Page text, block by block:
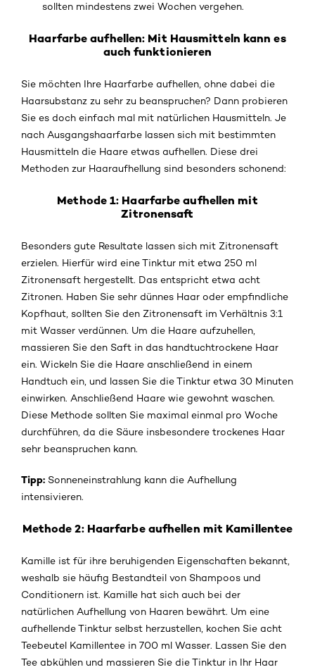
sollten mindestens zwei Wochen vergehen.
Haarfarbe aufhellen: Mit Hausmitteln kann es
auch funktionieren
Sie möchten Ihre Haarfarbe aufhellen, ohne dabei die
Haarsubstanz zu sehr zu beanspruchen? Dann probieren
Sie es doch einfach mal mit natürlichen Hausmitteln. Je
nach Ausgangshaarfarbe lassen sich mit bestimmten
Hausmitteln die Haare etwas aufhellen. Diese drei
Methoden zur Haaraufhellung sind besonders schonend:
Methode 1: Haarfarbe aufhellen mit
Zitronensaft
Besonders gute Resultate lassen sich mit Zitronensaft
erzielen. Hierfür wird eine Tinktur mit etwa 250 ml
Zitronensaft hergestellt. Das entspricht etwa acht
Zitronen. Haben Sie sehr dünnes Haar oder empfindliche
Kopfhaut, sollten Sie den Zitronensaft im Verhältnis 3:1
mit Wasser verdünnen. Um die Haare aufzuhellen,
massieren Sie den Saft in das handtuchtrockene Haar
ein. Wickeln Sie die Haare anschließend in einem
Handtuch ein, und lassen Sie die Tinktur etwa 30 Minuten
einwirken. Anschließend Haare wie gewohnt waschen.
Diese Methode sollten Sie maximal einmal pro Woche
durchführen, da die Säure insbesondere trockenes Haar
sehr beanspruchen kann.
Tipp: Sonneneinstrahlung kann die Aufhellung
intensivieren.
Methode 2: Haarfarbe aufhellen mit Kamillentee
Kamille ist für ihre beruhigenden Eigenschaften bekannt,
weshalb sie häufig Bestandteil von Shampoos und
Conditionern ist. Kamille hat sich auch bei der
natürlichen Aufhellung von Haaren bewährt. Um eine
aufhellende Tinktur selbst herzustellen, kochen Sie acht
Teebeutel Kamillentee in 700 ml Wasser. Lassen Sie den
Tee abkühlen und massieren Sie die Tinktur in Ihr Haar